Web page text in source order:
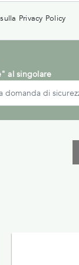
Privacy Policy
al singolare